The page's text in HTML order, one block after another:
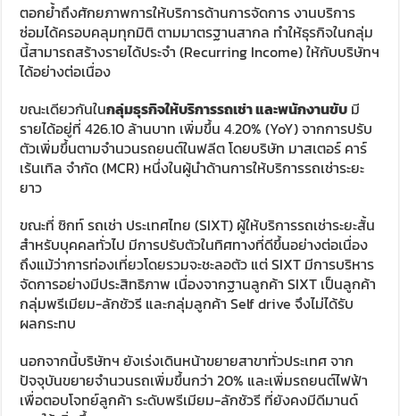
ตอกย้ำถึงศักยภาพการให้บริการด้านการจัดการ งานบริการ
ซ่อมได้ครอบคลุมทุกมิติ ตามมาตรฐานสากล ทำให้ธุรกิจในกลุ่ม
นี้สามารถสร้างรายได้ประจำ (Recurring Income) ให้กับบริษัทฯ
ได้อย่างต่อเนื่อง
ขณะเดียวกันในกลุ่มธุรกิจให้บริการรถเช่า และพนักงานขับ มี
รายได้อยู่ที่ 426.10 ล้านบาท เพิ่มขึ้น 4.20% (YoY) จากการปรับ
ตัวเพิ่มขึ้นตามจำนวนรถยนต์ในฟลีต โดยบริษัท มาสเตอร์ คาร์
เร้นเทิล จำกัด (MCR) หนึ่งในผู้นำด้านการให้บริการรถเช่าระยะ
ยาว
ขณะที่ ซิกท์ รถเช่า ประเทศไทย (SIXT) ผู้ให้บริการรถเช่าระยะสั้น
สำหรับบุคคลทั่วไป มีการปรับตัวในทิศทางที่ดีขึ้นอย่างต่อเนื่อง
ถึงแม้ว่าการท่องเที่ยวโดยรวมจะชะลอตัว แต่ SIXT มีการบริหาร
จัดการอย่างมีประสิทธิภาพ เนื่องจากฐานลูกค้า SIXT เป็นลูกค้า
กลุ่มพรีเมียม-ลักชัวรี และกลุ่มลูกค้า Self drive จึงไม่ได้รับ
ผลกระทบ
นอกจากนี้บริษัทฯ ยังเร่งเดินหน้าขยายสาขาทั่วประเทศ จาก
ปัจจุบันขยายจำนวนรถเพิ่มขึ้นกว่า 20% และเพิ่มรถยนต์ไฟฟ้า
เพื่อตอบโจทย์ลูกค้า ระดับพรีเมียม-ลักชัวรี ที่ยังคงมีดีมานด์